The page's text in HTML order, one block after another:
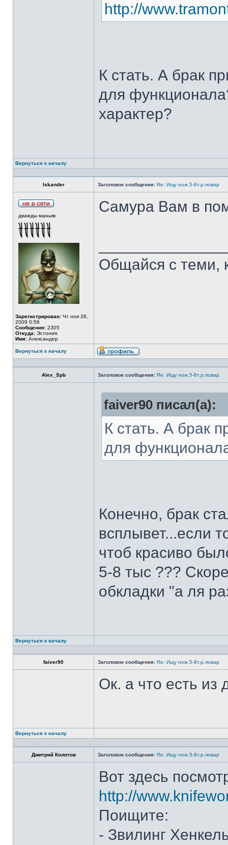
http://
К стать. А брак
для
характер?
Вернуться к началу
Iskander Заголовок сообщения: Re: Ищу нож.5-8т.р.повар
дважды маньяк
Зарегистрирован: Чт ноя 26,
2009 0:56
Сообщения: 2305
Откуда: Эстония
Имя: Александер
Самура Вам в
Общайся с теми,
Вернуться к началу
Alex_Spb Заголовок сообщения: Re: Ищу нож.5-8т.р.повар
faiver90 писал(а):
К стать. А брак
для
Конечно, брак
всплывет...если
чтоб красиво
5-8 тыс ???
обкладки "а ля
Вернуться к началу
faiver90 Заголовок сообщения: Re: Ищу нож.5-8т.р.повар
Ок. а что есть из
Вернуться к началу
Дмитрий Колотов Заголовок сообщения: Re: Ищу нож.5-8т.р.повар
Вот здесь
http://
Поищите:
- Звилинг